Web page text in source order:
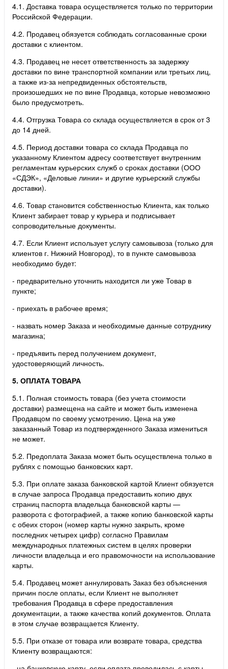
4.1. Доставка товара осуществляется только по территории
Российской Федерации.
4.2. Продавец обязуется соблюдать согласованные сроки
доставки с клиентом.
4.3. Продавец не несет ответственность за задержку
доставки по вине транспортной компании или третьих лиц,
а также из-за непредвиденных обстоятельств,
произошедших не по вине Продавца, которые невозможно
было предусмотреть.
4.4. Отгрузка Товара со склада осуществляется в срок от 3
до 14 дней.
4.5. Период доставки товара со склада Продавца по
указанному Клиентом адресу соответствует внутренним
регламентам курьерских служб о сроках доставки (ООО
«СДЭК», «Деловые линии» и другие курьерский службы
доставки).
4.6. Товар становится собственностью Клиента, как только
Клиент забирает товар у курьера и подписывает
сопроводительные документы.
4.7. Если Клиент использует услугу самовывоза (только для
клиентов г. Нижний Новгород), то в пункте самовывоза
необходимо будет:
- предварительно уточнить находится ли уже Товар в
пункте;
- приехать в рабочее время;
- назвать номер Заказа и необходимые данные сотруднику
магазина;
- предъявить перед получением документ,
удостоверяющий личность.
5. ОПЛАТА ТОВАРА
5.1. Полная стоимость товара (без учета стоимости
доставки) размещена на сайте и может быть изменена
Продавцом по своему усмотрению. Цена на уже
заказанный Товар из подтвержденного Заказа измениться
не может.
5.2. Предоплата Заказа может быть осуществлена только в
рублях с помощью банковских карт.
5.3. При оплате заказа банковской картой Клиент обязуется
в случае запроса Продавца предоставить копию двух
страниц паспорта владельца банковской карты —
разворота с фотографией, а также копию банковской карты
с обеих сторон (номер карты нужно закрыть, кроме
последних четырех цифр) согласно Правилам
международных платежных систем в целях проверки
личности владельца и его правомочности на использование
карты.
5.4. Продавец может аннулировать Заказ без объяснения
причин после оплаты, если Клиент не выполняет
требования Продавца в сфере предоставления
документации, а также качества копий документов. Оплата
в этом случае возвращается Клиенту.
5.5. При отказе от товара или возврате товара, средства
Клиенту возвращаются: